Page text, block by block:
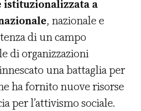
istituzionalizzata a
, nazionale e
di un campo
di organizzazioni
una battaglia per
ha fornito nuove risorse
per l’attivismo sociale.